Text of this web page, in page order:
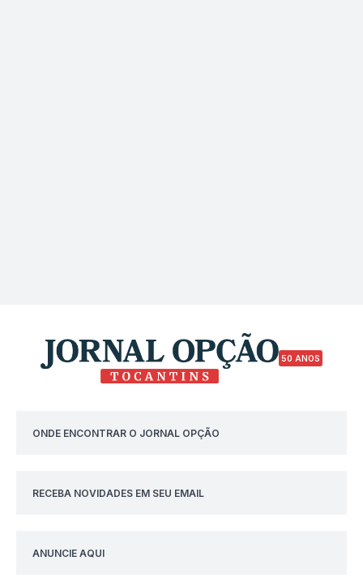
50 ANOS
ONDE ENCONTRAR O JORNAL OPÇÃO
RECEBA NOVIDADES EM SEU EMAIL
ANUNCIE AQUI